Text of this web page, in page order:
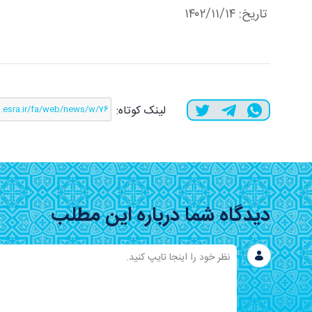
تاریخ: ۱۴۰۲/۱۱/۱۴
لینک کوتاه:
دیدگاه شما درباره این مطلب